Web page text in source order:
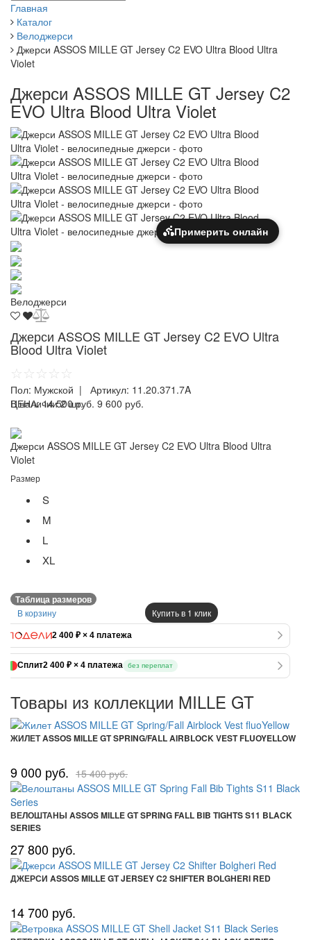
Главная
Каталог
Велоджерси
Джерси ASSOS MILLE GT Jersey C2 EVO Ultra Blood Ultra
Violet
Джерси ASSOS MILLE GT Jersey C2
EVO Ultra Blood Ultra Violet
Примерить онлайн
Велоджерси
Джерси ASSOS MILLE GT Jersey C2 EVO Ultra
Blood Ultra Violet
☆☆☆☆☆
Пол: Мужской | Артикул: 11.20.371.7A
ЦЕНА:14 500 руб. 9 600 руб.
В наличии 2 шт.
Джерси ASSOS MILLE GT Jersey C2 EVO Ultra Blood Ultra
Violet
Размер
S
M
L
XL
Таблица размеров
В корзину Купить в 1 клик
2 400 ₽ × 4 платежа
Сплит2 400 ₽ × 4 платежа без переплат
Товары из коллекции MILLE GT
ЖИЛЕТ ASSOS MILLE GT SPRING/FALL AIRBLOCK VEST FLUOYELLOW
9 000 руб. 15 400 руб.
ВЕЛОШТАНЫ ASSOS MILLE GT SPRING FALL BIB TIGHTS S11 BLACK
SERIES
27 800 руб.
ДЖЕРСИ ASSOS MILLE GT JERSEY C2 SHIFTER BOLGHERI RED
14 700 руб.